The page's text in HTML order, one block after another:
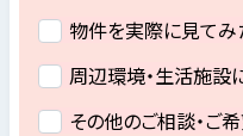
物件を実際に見てみ
周辺環境・生活施設
その他のご相談・ご